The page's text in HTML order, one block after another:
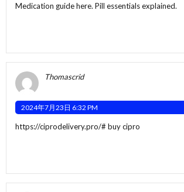
Medication guide here. Pill essentials explained.
Thomascrid
2024年7月23日 6:32 PM
https://ciprodelivery.pro/# buy cipro